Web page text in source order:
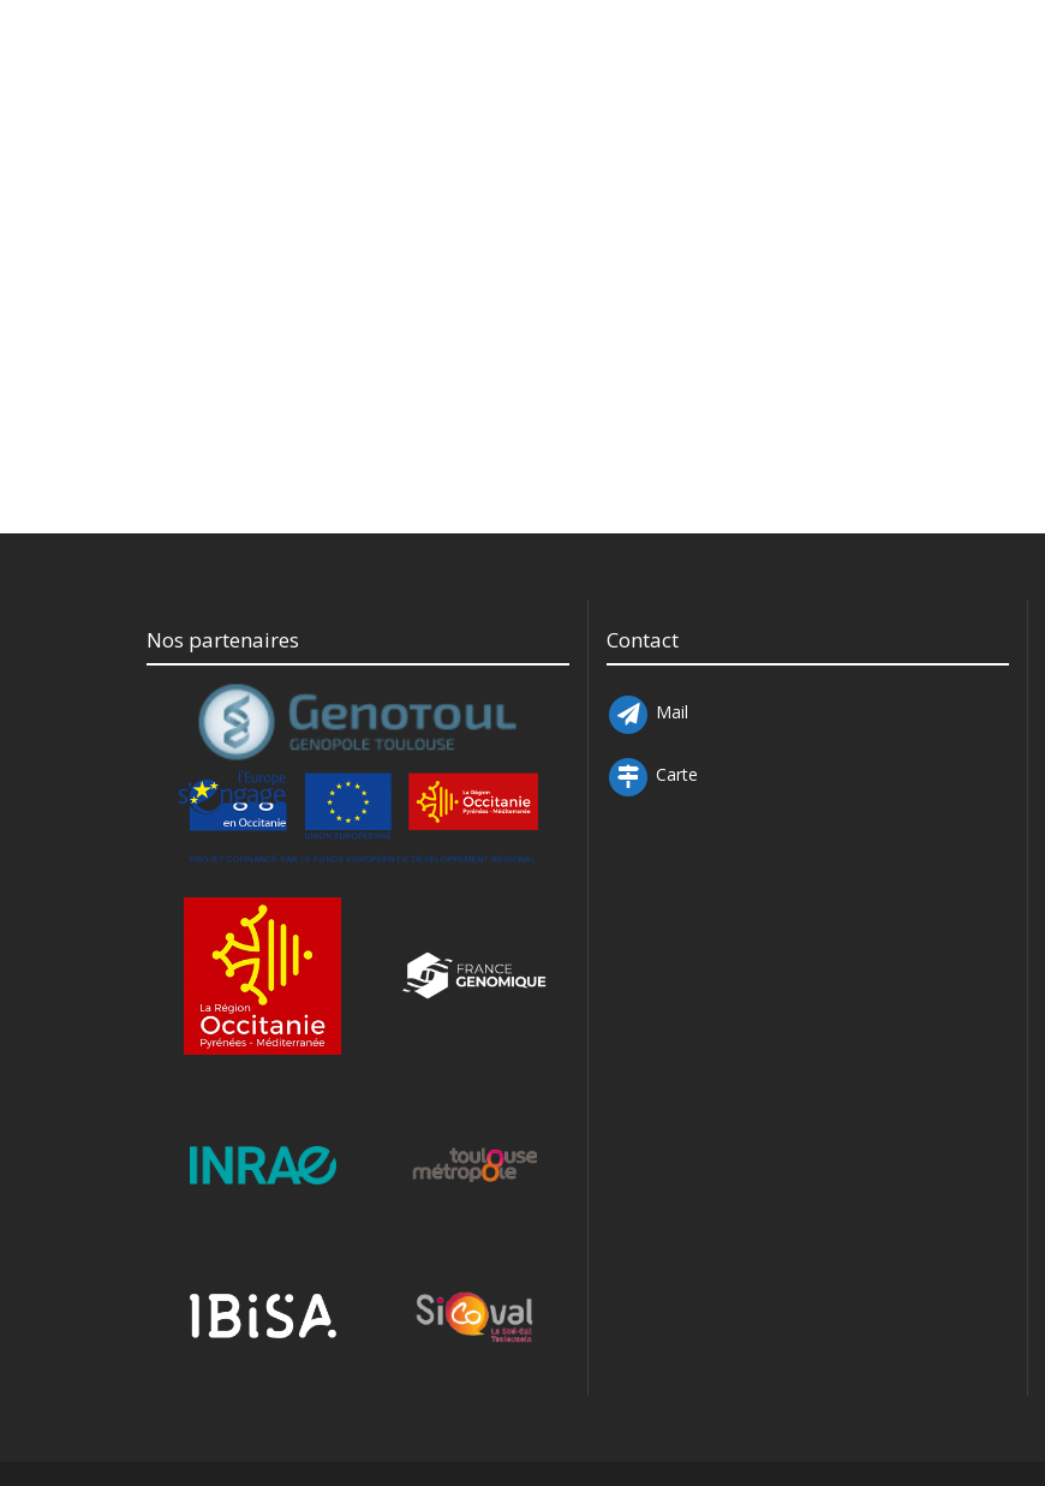
Nos partenaires Contact
Mail
Carte